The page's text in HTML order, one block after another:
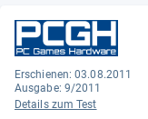
Erschienen: 03.08.2011
Ausgabe: 9/2011
Details zum Test